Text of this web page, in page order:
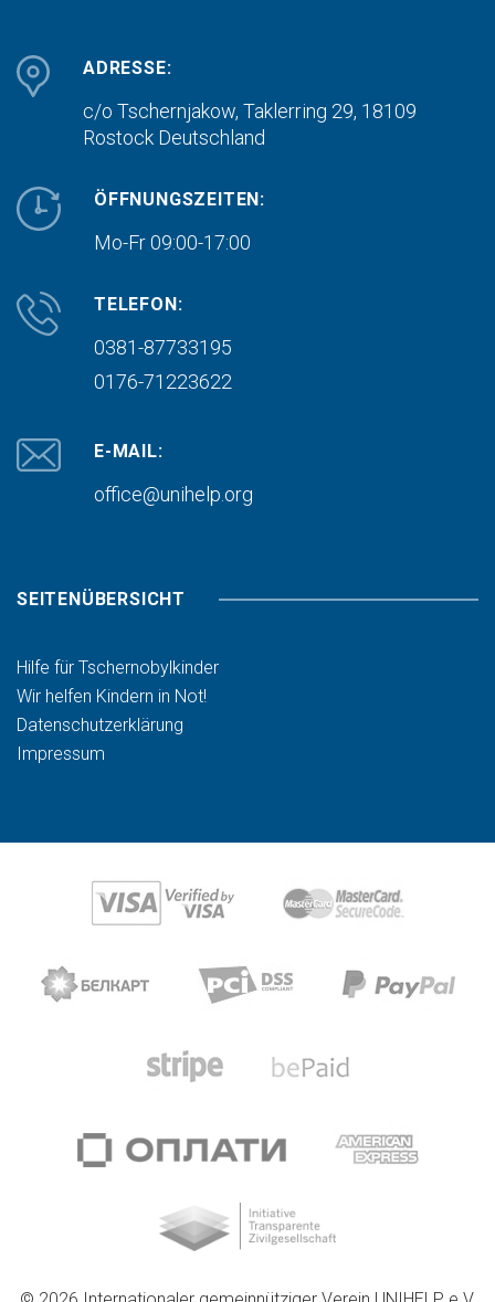
ADRESSE:
c/o Tschernjakow, Taklerring 29, 18109
Rostock Deutschland
ÖFFNUNGSZEITEN:
Mo-Fr 09:00-17:00
TELEFON:
0381-87733195
0176-71223622
E-MAIL:
office@unihelp.org
SEITENÜBERSICHT
Hilfe für Tschernobylkinder
Wir helfen Kindern in Not!
Datenschutzerklärung
Impressum